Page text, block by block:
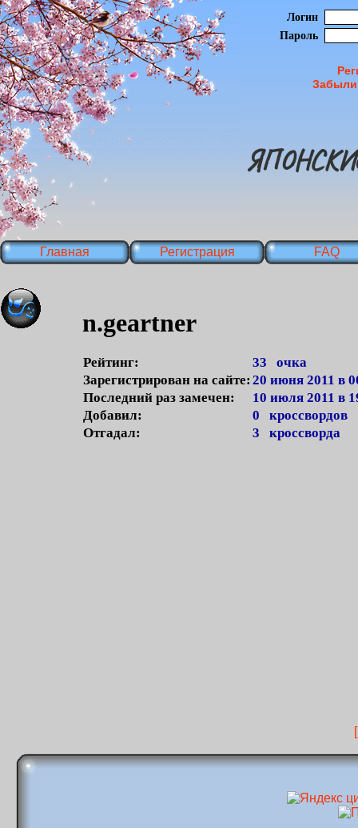
Логин
Пароль
Главная Регистрация FAQ
n.geartner
Рейтинг:
33 очка
Зарегистрирован на сайте: 20 июня 2011 в
Последний раз замечен:
10 июля 2011 в
Добавил:
0 кроссвордов
Отгадал:
3 кроссворда